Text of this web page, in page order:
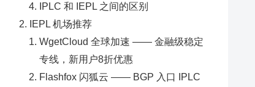
IPLC 和 IEPL 之间的区别
IEPL 机场推荐
WgetCloud 全球加速 —— 金融级稳定
专线，新用户8折优惠
Flashfox 闪狐云 —— BGP 入口 IPLC